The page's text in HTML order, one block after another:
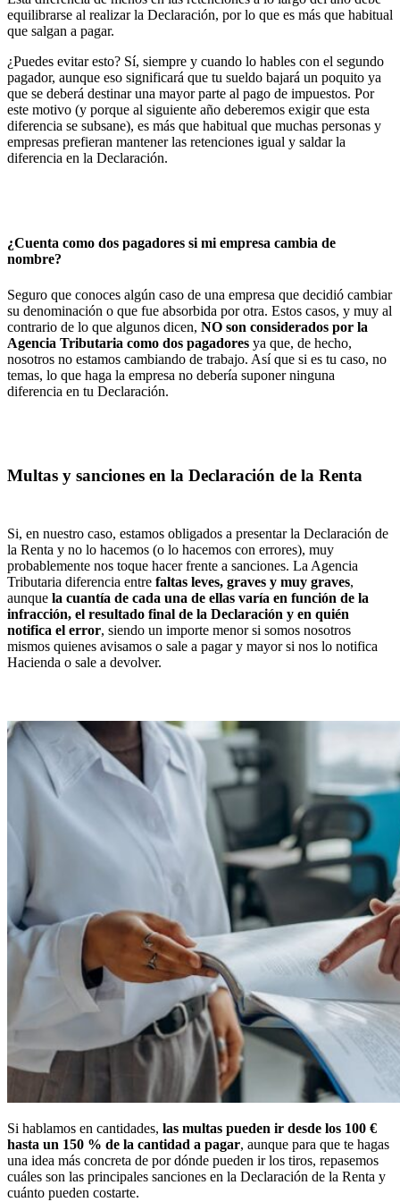
equilibrarse al realizar la Declaración, por lo que es más que habitual
que salgan a pagar.
¿Puedes evitar esto? Sí, siempre y cuando lo hables con el segundo
pagador, aunque eso significará que tu sueldo bajará un poquito ya
que se deberá destinar una mayor parte al pago de impuestos. Por
este motivo (y porque al siguiente año deberemos exigir que esta
diferencia se subsane), es más que habitual que muchas personas y
empresas prefieran mantener las retenciones igual y saldar la
diferencia en la Declaración.
¿Cuenta como dos pagadores si mi empresa cambia de
nombre?
Seguro que conoces algún caso de una empresa que decidió cambiar
su denominación o que fue absorbida por otra. Estos casos, y muy al
contrario de lo que algunos dicen, NO son considerados por la
Agencia Tributaria como dos pagadores ya que, de hecho,
nosotros no estamos cambiando de trabajo. Así que si es tu caso, no
temas, lo que haga la empresa no debería suponer ninguna
diferencia en tu Declaración.
Multas y sanciones en la Declaración de la Renta
Si, en nuestro caso, estamos obligados a presentar la Declaración de
la Renta y no lo hacemos (o lo hacemos con errores), muy
probablemente nos toque hacer frente a sanciones. La Agencia
Tributaria diferencia entre faltas leves, graves y muy graves,
aunque la cuantía de cada una de ellas varía en función de la
infracción, el resultado final de la Declaración y en quién
notifica el error, siendo un importe menor si somos nosotros
mismos quienes avisamos o sale a pagar y mayor si nos lo notifica
Hacienda o sale a devolver.
Si hablamos en cantidades, las multas pueden ir desde los 100 €
hasta un 150 % de la cantidad a pagar, aunque para que te hagas
una idea más concreta de por dónde pueden ir los tiros, repasemos
cuáles son las principales sanciones en la Declaración de la Renta y
cuánto pueden costarte.